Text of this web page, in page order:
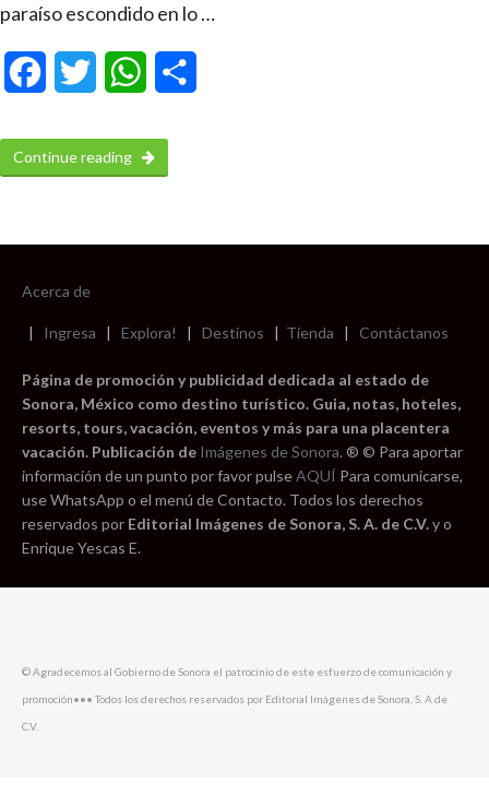
paraíso escondido en lo …
FacebookTwitter WhatsApp
Continue reading
Acerca de
| Ingresa | Explora! | Destinos | Tienda | Contáctanos
Página de promoción y publicidad dedicada al estado de
Sonora, México como destino turístico. Guia, notas, hoteles,
resorts, tours, vacación, eventos y más para una placentera
vacación. Publicación de Imágenes de Sonora. ® © Para aportar
información de un punto por favor pulseAQUÍ Para comunicarse,
use WhatsApp o el menú de Contacto. Todos los derechos
reservados por Editorial Imágenes de Sonora, S. A. de C.V.y o
Enrique Yescas E.
© Agradecemos al Gobierno de Sonora el patrocinio de este esfuerzo de comunicación y
promoción••• Todos los derechos reservados por Editorial Imágenes de Sonora, S. A de
C.V.